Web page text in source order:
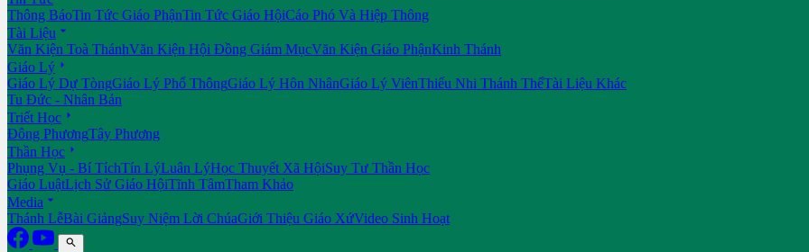
Thông BáoTin Tức Giáo PhậnTin Tức Giáo HộiCáo Phó Và Hiệp Thông
Tài Liệu 
Văn Kiện Toà ThánhVăn Kiện Hội Đồng Giám MụcVăn Kiện Giáo PhậnKinh Thánh
Giáo Lý 
Giáo Lý Dự TòngGiáo Lý Phổ ThôngGiáo Lý Hôn NhânGiáo Lý ViênThiếu Nhi Thánh ThểTài Liệu Khác
Tu Đức - Nhân Bản
Triết Học 
Đông PhươngTây Phương
Thần Học 
Phụng Vụ - Bí TíchTín LýLuân LýHọc Thuyết Xã HộiSuy Tư Thần Học
Giáo LuậtLịch Sử Giáo HộiTĩnh TâmTham Khảo
Media 
Thánh LễBài GiảngSuy Niệm Lời ChúaGiới Thiệu Giáo XứVideo Sinh Hoạt
